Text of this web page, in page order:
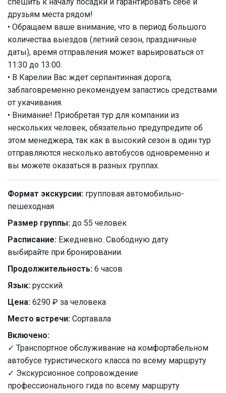
друзьям места рядом!
• Обращаем ваше внимание, что в период большого
количества выездов (летний сезон, праздничные
даты), время отправления может варьироваться от
11:30 до 13:00.
• В Карелии Вас ждет серпантинная дорога,
заблаговременно рекомендуем запастись средствами
от укачивания.
• Внимание! Приобретая тур для компании из
нескольких человек, обязательно предупредите об
этом менеджера, так как в высокий сезон в один тур
отправляются несколько автобусов одновременно и
вы можете оказаться в разных группах.
Формат экскурсии: групповая автомобильно-
пешеходная
Размер группы: до 55 человек
Расписание: Ежедневно. Свободную дату
выбирайте при бронировании.
Продолжительность: 6 часов
Язык: русский
Цена: 6290 ₽ за человека
Место встречи: Сортавала
Включено:
✓ Транспортное обслуживание на комфортабельном
автобусе туристического класса по всему маршруту
✓ Экскурсионное сопровождение
профессионального гида по всему маршруту